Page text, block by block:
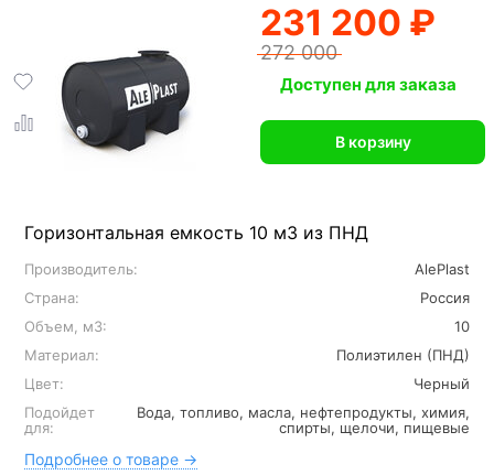
Горизонтальная емкость 10 м3 из ПНД
Производитель:
AlePlast
Страна:
Россия
Объем, м3:
10
Материал:
Полиэтилен (ПНД)
Цвет:
Черный
Подойдет
для:
Вода, топливо, масла, нефтепродукты, химия,
спирты, щелочи, пищевые
Подробнее о товаре →
231 200 ₽
272 000
Доступен для заказа
В корзину